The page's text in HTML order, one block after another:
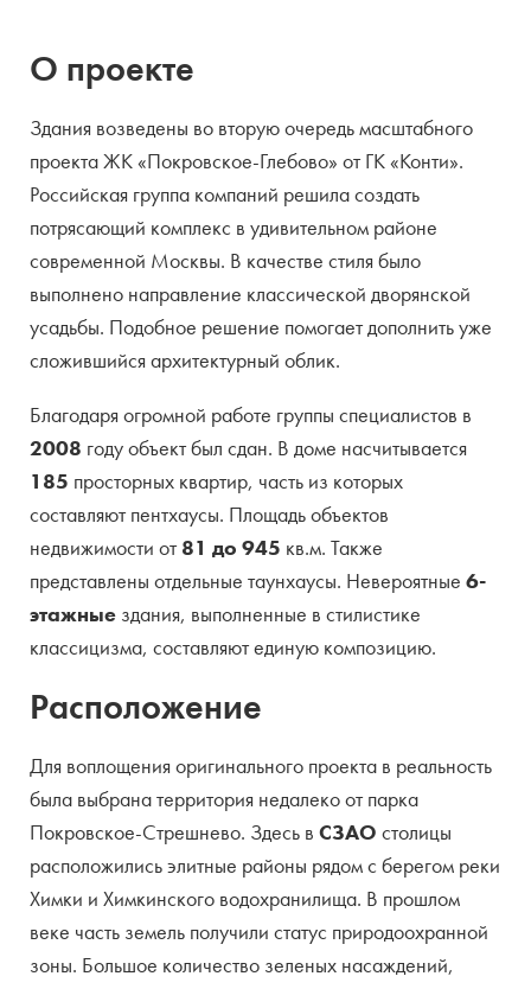
Управляющая
компания
Тип собственности жилое
Кол-во корпусов 10
Этажность 5-6
Кол-во квартир 185
Варианты отделки без отделки
Высота потолков 3,5 — 4м
Площади 86 — 945 кв.м
Виды парковки подземная
Количество мест
Количество лифтов 2 в корпусе
Территория
О проекте
Здания возведены во вторую очередь масштабного
проекта ЖК «Покровское-Глебово» от ГК «Конти».
Российская группа компаний решила создать
потрясающий комплекс в удивительном районе
современной Москвы. В качестве стиля было
выполнено направление классической дворянской
усадьбы. Подобное решение помогает дополнить уже
сложившийся архитектурный облик.
Благодаря огромной работе группы специалистов в
2008 году объект был сдан. В доме насчитывается
185 просторных квартир, часть из которых
составляют пентхаусы. Площадь объектов
недвижимости от81 до 945 кв.м. Также
представлены отдельные таунхаусы. Невероятные 6-
этажные здания, выполненные в стилистике
классицизма, составляют единую композицию.
Расположение
Для воплощения оригинального проекта в реальность
была выбрана территория недалеко от парка
Покровское-Стрешнево. Здесь в СЗАО столицы
расположились элитные районы рядом с берегом реки
Химки и Химкинского водохранилища. В прошлом
веке часть земель получили статус природоохранной
зоны. Большое количество зеленых насаждений,